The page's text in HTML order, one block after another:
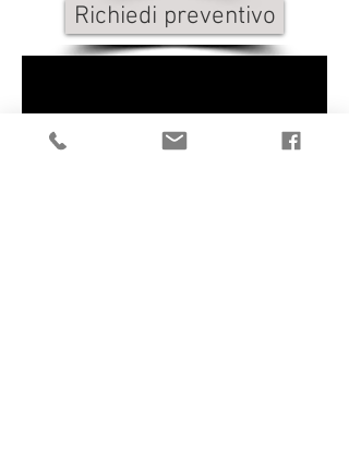
Richiedi preventivo